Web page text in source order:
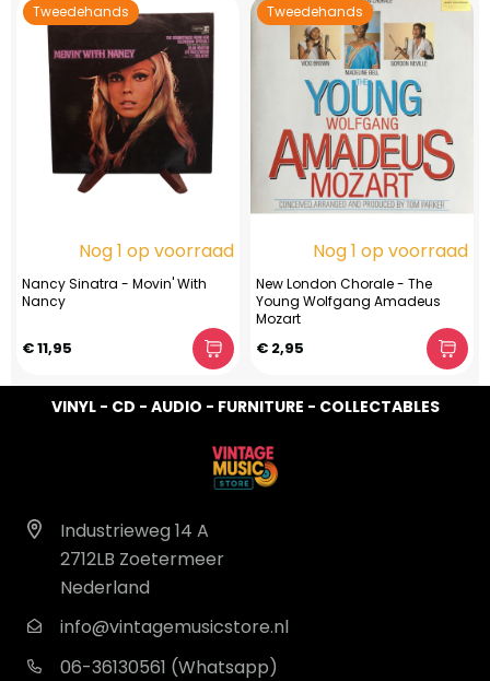
Tweedehands
Nog 1 op voorraad
Nancy Sinatra - Movin' With
Nancy
€ 11,95
Tweedehands
Nog 1 op voorraad
New London Chorale - The
Young Wolfgang Amadeus
Mozart
€ 2,95
VINYL - CD - AUDIO - FURNITURE - COLLECTABLES
Industrieweg 14 A
2712LB Zoetermeer
Nederland
info@vintagemusicstore.nl
06-36130561 (Whatsapp)